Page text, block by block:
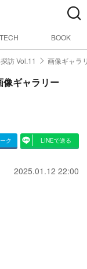
TECH BOOK
訪 Vol.11 画像ギャラ
ギャラリー
ク LINEで送る
2025.01.12 22:00